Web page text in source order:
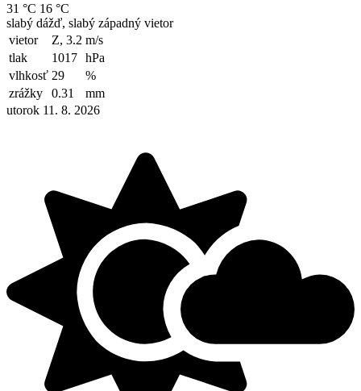
31 °C 16 °C
slabý dážď, slabý západný vietor
vietor
Z, 3.2 m/s
tlak
1017 hPa
vlhkosť 29
%
zrážky
0.31
mm
utorok 11. 8. 2026